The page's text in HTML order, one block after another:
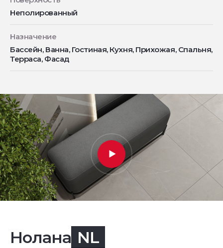
Неполированный
Назначение
Бассейн, Ванна, Гостиная, Кухня, Прихожая, Спальня,
Терраса, Фасад
Нолана NL